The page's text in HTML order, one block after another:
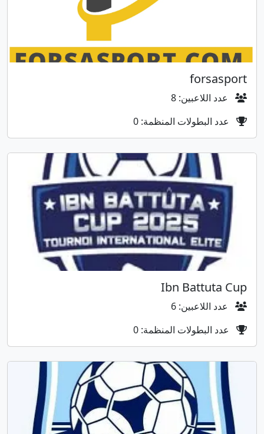
forsasport
عدد اللاعبين: 8
عدد البطولات المنظمة: 0
Ibn Battuta Cup
عدد اللاعبين: 6
عدد البطولات المنظمة: 0